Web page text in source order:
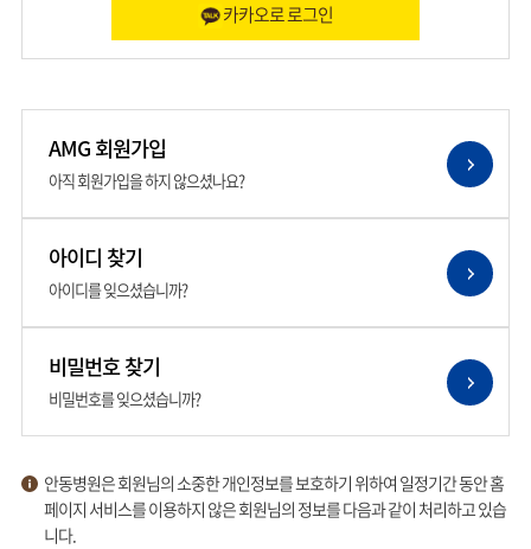
카카오로 로그인
AMG 회원가입
아직 회원가입을 하지 않으셨나요?
아이디 찾기
아이디를 잊으셨습니까?
비밀번호 찾기
비밀번호를 잊으셨습니까?
안동병원은 회원님의 소중한 개인정보를 보호하기 위하여 일정기간 동안 홈
페이지 서비스를 이용하지 않은 회원님의 정보를 다음과 같이 처리하고 있습
니다.